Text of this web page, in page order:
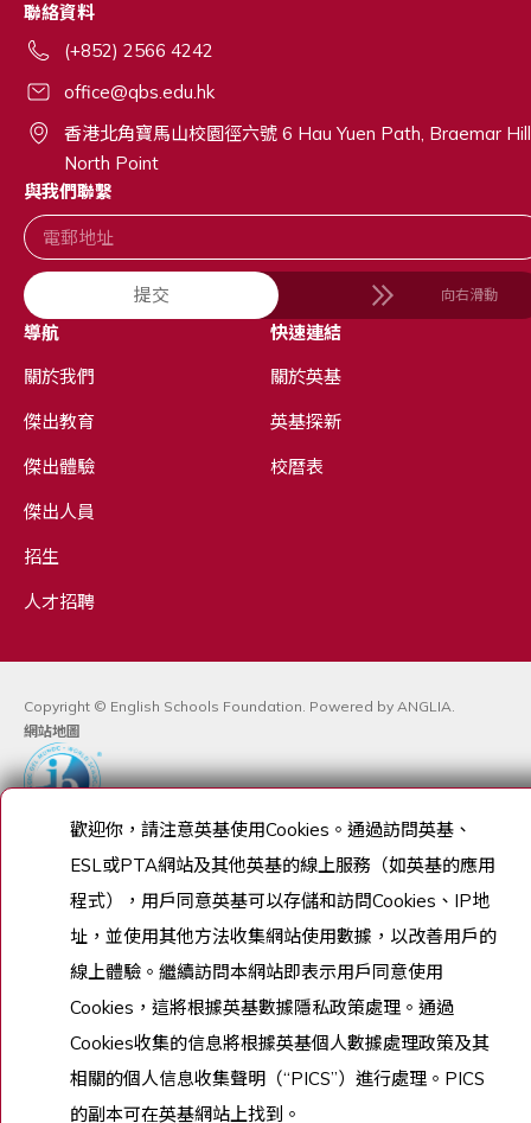
聯絡資料
(+852) 2566 4242
office@qbs.edu.hk
香港北角寶馬山校園徑六號 6 Hau Yuen Path, Braemar
North Point
與我們聯繫
提交 向右滑動
導航
關於我們
傑出教育
傑出體驗
傑出人員
招生
人才招聘
快速連結
關於英基
英基探新
校曆表
Copyright © English Schools Foundation. Powered by ANGLIA.
網站地圖
歡迎你，請注意英基使用Cookies 。通過訪問英基、
ESL或PTA網站及其他英基的線上服務（如英基的應用
程式），用戶同意英基可以存儲和訪問Cookies 、 IP地
址，並使用其他方法收集網站使用數據，以改善用戶的
線上體驗。繼續訪問本網站即表示用戶同意使用
Cookies ，這將根據英基數據隱私政策處理。通過
Cookies收集的信息將根據英基個人數據處理政策及其
相關的個人信息收集聲明（“PICS”）進行處理。 PICS
的副本可在英基網站上找到。